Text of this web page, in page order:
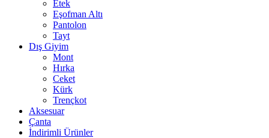
Etek
Eşofman Altı
Pantolon
Tayt
Dış Giyim
Mont
Hırka
Ceket
Kürk
Trençkot
Aksesuar
Çanta
İndirimli Ürünler